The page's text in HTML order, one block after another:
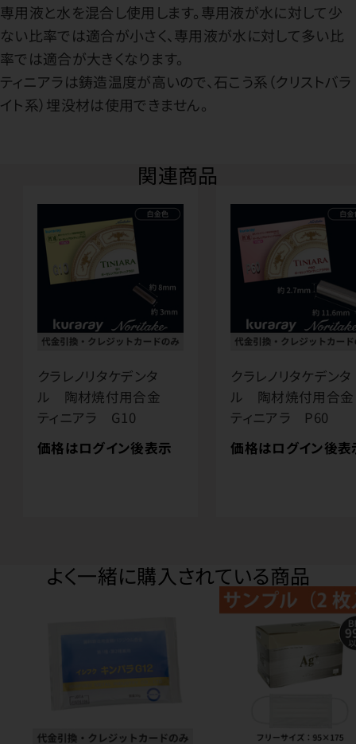
専用液と水を混合し使用します。専用液が水に対して少
ない比率では適合が小さく、専用液が水に対して多い比
率では適合が大きくなります。
ティニアラは鋳造温度が高いので、石こう系（クリストバラ
イト系）埋没材は使用できません。
関連商品
クラレノリタケデンタ
ル 陶材焼付用合金
ティニアラ G10
価格はログイン後表示
クラレノリタケデンタ
ル 陶材焼付用合
ティニアラ P60
価格はログイン後表
よく一緒に購入されている商品